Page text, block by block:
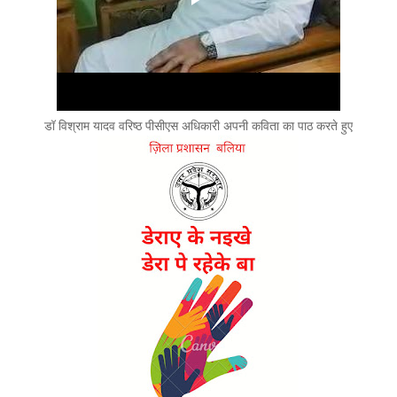
डॉ विश्राम यादव वरिष्ठ पीसीएस अधिकारी अपनी कविता का पाठ करते हुए